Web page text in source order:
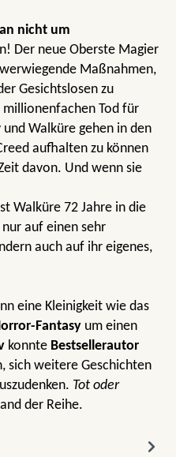
nicht um
Der neue Oberste Magier
Maßnahmen,
Gesichtslosen zu
Tod für
Walküre gehen in den
aufhalten zu können
davon. Und wenn sie
Walküre 72 Jahre in die
auf einen sehr
auch auf ihr eigenes,
eine Kleinigkeit wie das
Fantasy um einen
konnte Bestsellerautor
sich weitere Geschichten
Tot oder
der Reihe.